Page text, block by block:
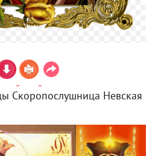
Скоропослушница Невская